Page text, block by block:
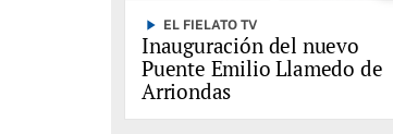
play_arrow EL FIELATO TV
Inauguración del nuevo
Puente Emilio Llamedo de
Arriondas